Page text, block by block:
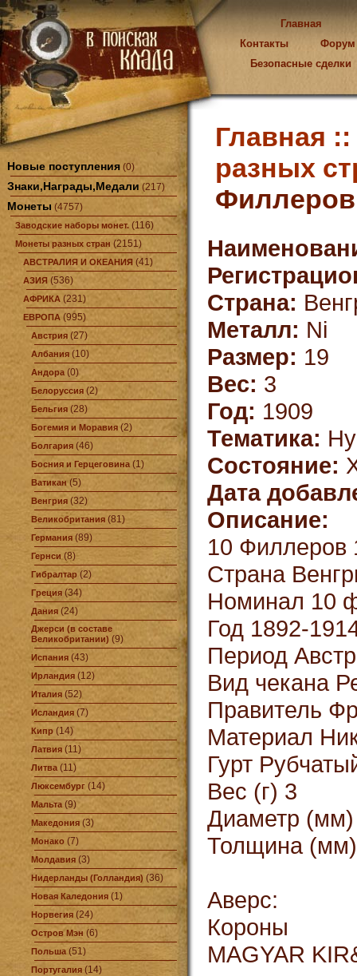
Главная
Контакты
Форум
Безопасные сделки
Новые поступления (0)
Знаки,Награды,Медали (217)
Монеты (4757)
Заводские наборы монет. (116)
Монеты разных стран (2151)
АВСТРАЛИЯ И ОКЕАНИЯ (41)
АЗИЯ (536)
АФРИКА (231)
ЕВРОПА (995)
Австрия (27)
Албания (10)
Андора (0)
Белоруссия (2)
Бельгия (28)
Богемия и Моравия (2)
Болгария (46)
Босния и Герцеговина (1)
Ватикан(5)
Венгрия (32)
Великобритания (81)
Германия (89)
Гернси(8)
Гибралтар (2)
Греция (34)
Дания (24)
Джерси (в составе
Великобритании) (9)
Испания (43)
Ирландия (12)
Италия (52)
Исландия (7)
Кипр (14)
Латвия (11)
Литва(11)
Люксембург (14)
Мальта (9)
Македония (3)
Монако (7)
Молдавия (3)
Нидерланды (Голландия) (36)
Новая Каледония (1)
Норвегия (24)
Остров Мэн (6)
Польша(51)
Португалия (14)
Главная ::
разных
Филлеров
Страна:
Металл: Ni
Размер: 19
Вес: 3
Год: 1909
Тематика:
Состояние:
Дата
Описание:
10 Филлеров
Страна
Номинал 10
Год 1892-
Период
Вид чекана
Правитель
Материал
Гурт
Вес (г) 3
Диаметр
Толщина
Аверс:
Короны
MAGYAR